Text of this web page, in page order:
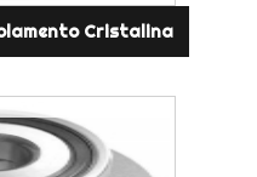
Cristalina